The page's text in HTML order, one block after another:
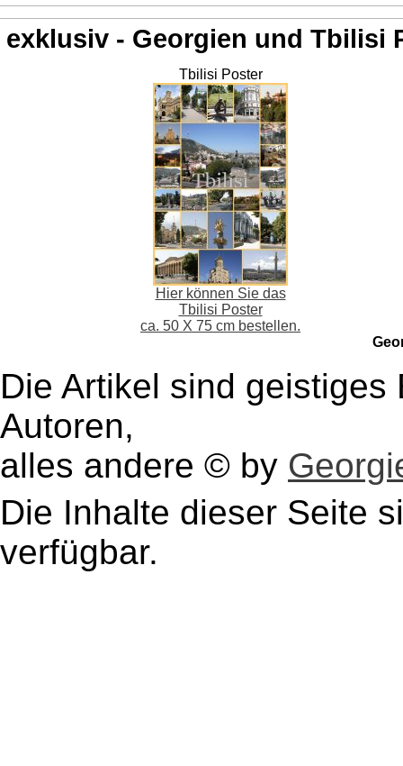
exklusiv - Georgien und Tbilisi
Tbilisi Poster
Hier können Sie das
Tbilisi Poster
ca. 50 X 75 cm bestellen.
Die Artikel sind
Autoren,
alles andere © by
Die Inhalte dieser Seite
verfügbar.